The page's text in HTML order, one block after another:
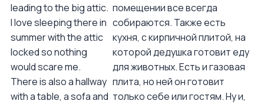
leading to the big attic.
I love sleeping there in
summer with the attic
locked so nothing
would scare me.
There is also a hallway
with a table, a sofa and
помещении все всегда
собираются. Также есть
кухня, с кирпичной плитой, на
которой дедушка готовит еду
для животных. Есть и газовая
плита, но ней он готовит
только себе или гостям. Ну и,